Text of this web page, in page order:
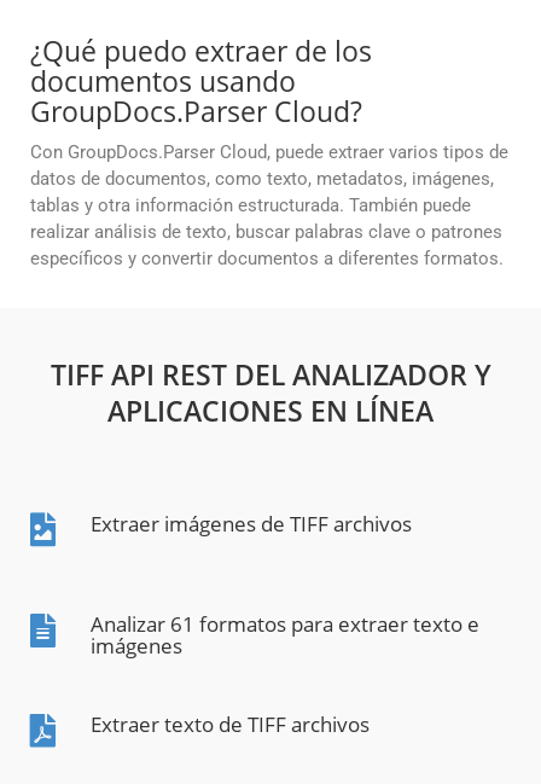
¿Qué puedo extraer de los
documentos usando
GroupDocs.Parser Cloud?
Con GroupDocs.Parser Cloud, puede extraer varios tipos de
datos de documentos, como texto, metadatos, imágenes,
tablas y otra información estructurada. También puede
realizar análisis de texto, buscar palabras clave o patrones
específicos y convertir documentos a diferentes formatos.
TIFF API REST DEL ANALIZADOR Y
APLICACIONES EN LÍNEA
Extraer imágenes de TIFF archivos
Analizar 61 formatos para extraer texto e
imágenes
Extraer texto de TIFF archivos